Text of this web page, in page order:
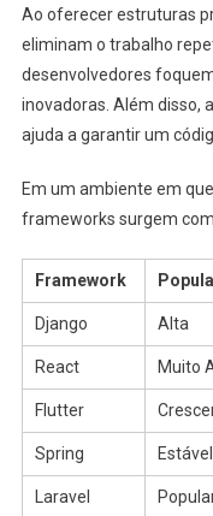
Ao oferecer estruturas
eliminam o trabalho
desenvolvedores
inovadoras. Além disso,
ajuda a garantir um
Em um ambiente em
frameworks surgem
Framework
Django Alta
React Muito
Flutter
Spring Estável
Laravel